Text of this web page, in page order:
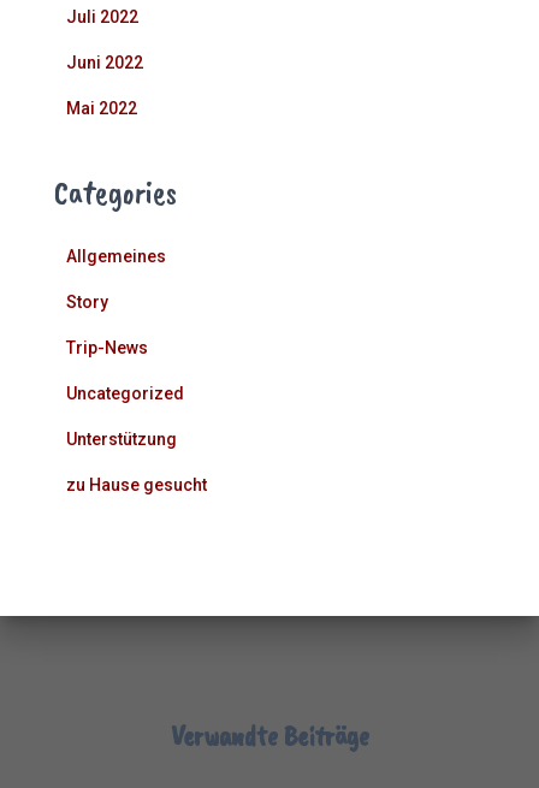
Juli 2022
Juni 2022
Mai 2022
Categories
Allgemeines
Story
Trip-News
Uncategorized
Unterstützung
zu Hause gesucht
Verwandte Beiträge